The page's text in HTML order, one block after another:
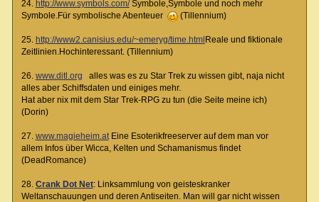
24. http://www.symbols.com/Symbole,Symbole und noch mehr
Symbole.Für symbolische Abenteuer
(Tillennium)
25. http://www2.canisius.edu/~emeryg/time.html Reale und fiktionale
Zeitlinien.Hochinteressant. (Tillennium)
26. www.ditl.org alles was es zu Star Trek zu wissen gibt, naja nicht
alles aber Schiffsdaten und einiges mehr.
Hat aber nix mit dem Star Trek-RPG zu tun (die Seite meine ich)
(Dorin)
27. www.magieheim.atEine Esoterikfreeserver auf dem man vor
allem Infos über Wicca, Kelten und Schamanismus findet
(DeadRomance)
28. Crank Dot Net: Linksammlung von geisteskranker
Weltanschauungen und deren Antiseiten. Man will gar nicht wissen